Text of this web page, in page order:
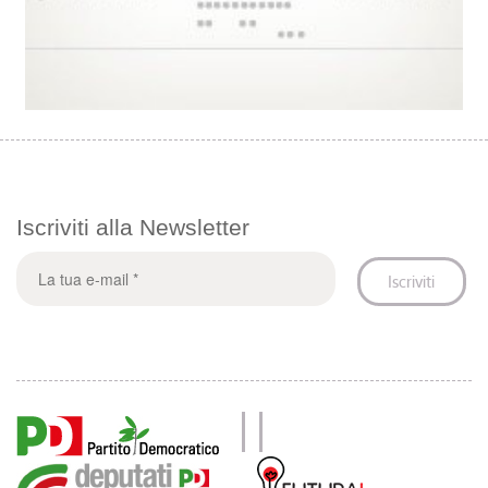
Iscriviti alla Newsletter